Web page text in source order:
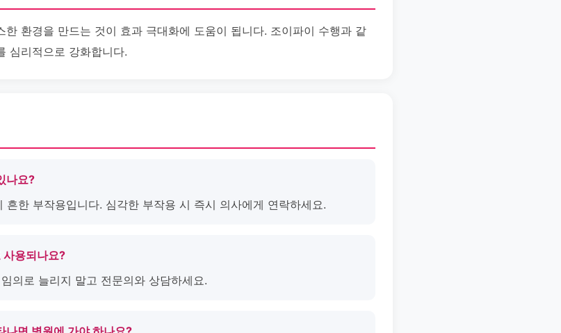
환경을 만드는 것이 효과 극대화에 도움이 됩니다. 조이파이 수행과 같
심리적으로 강화합니다.
나요?
한 부작용입니다. 심각한 부작용 시 즉시 의사에게 연락하세요.
용되나요?
의로 늘리지 말고 전문의와 상담하세요.